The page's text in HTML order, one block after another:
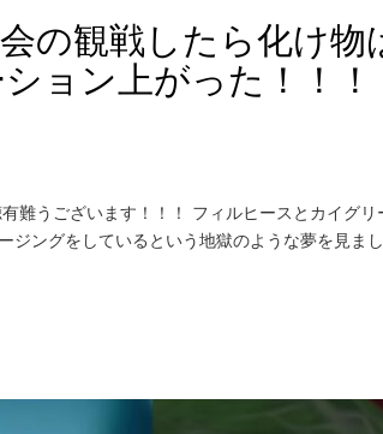
の観戦したら化け物
ョン上がった！！！
難うございます！！！ フィルヒースとカイグリ
ングをしているという地獄のような夢を見ま